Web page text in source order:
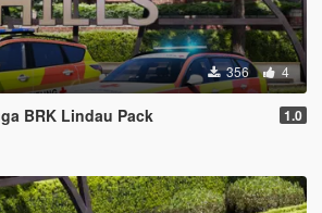
356 4
BRK Lindau Pack 1.0